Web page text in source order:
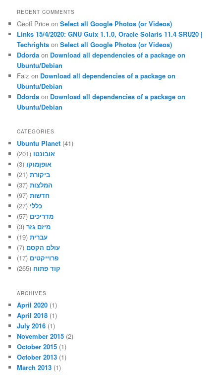
RECENT COMMENTS
Geoff Price onSelect all Google Photos (or Videos)
Links 15/4/2020: GNU Guix 1.1.0, Oracle Solaris 11.4 SRU20 |
Techrights onSelect all Google Photos (or Videos)
Ddorda on Download all dependencies of a package on
Ubuntu/Debian
Faiz on Download all dependencies of a package on
Ubuntu/Debian
Ddorda on Download all dependencies of a package on
Ubuntu/Debian
CATEGORIES
Ubuntu Planet (41)
אובונטו (201)
אופןמוקו (3)
ביקורת(21)
המלצות(37)
חדשות(97)
כללי (27)
מדריכים (57)
מיזם גזר(3)
עברית(19)
עולם הקסם (7)
פרוייקטים (17)
קוד פתוח (265)
ARCHIVES
April 2020 (1)
April 2018 (1)
July 2016 (1)
November 2015 (2)
October 2015 (1)
October 2013 (1)
March 2013 (1)